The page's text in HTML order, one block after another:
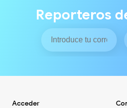
Reporteros
Acceder